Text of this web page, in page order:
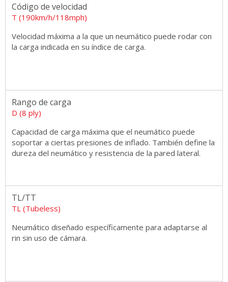
Código de velocidad
T (190km/h/118mph)
Velocidad máxima a la que un neumático puede rodar con
la carga indicada en su índice de carga.
Rango de carga
D (8 ply)
Capacidad de carga máxima que el neumático puede
soportar a ciertas presiones de inflado. También define la
dureza del neumático y resistencia de la pared lateral.
TL/TT
TL (Tubeless)
Neumático diseñado específicamente para adaptarse al
rin sin uso de cámara.